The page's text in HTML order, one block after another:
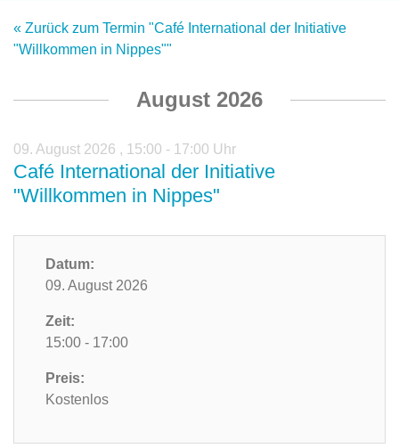
« Zurück zum Termin "Café International der Initiative
"Willkommen in Nippes""
August 2026
09. August 2026 , 15:00 - 17:00 Uhr
Café International der Initiative
"Willkommen in Nippes"
Datum:
09. August 2026
Zeit:
15:00 - 17:00
Preis:
Kostenlos